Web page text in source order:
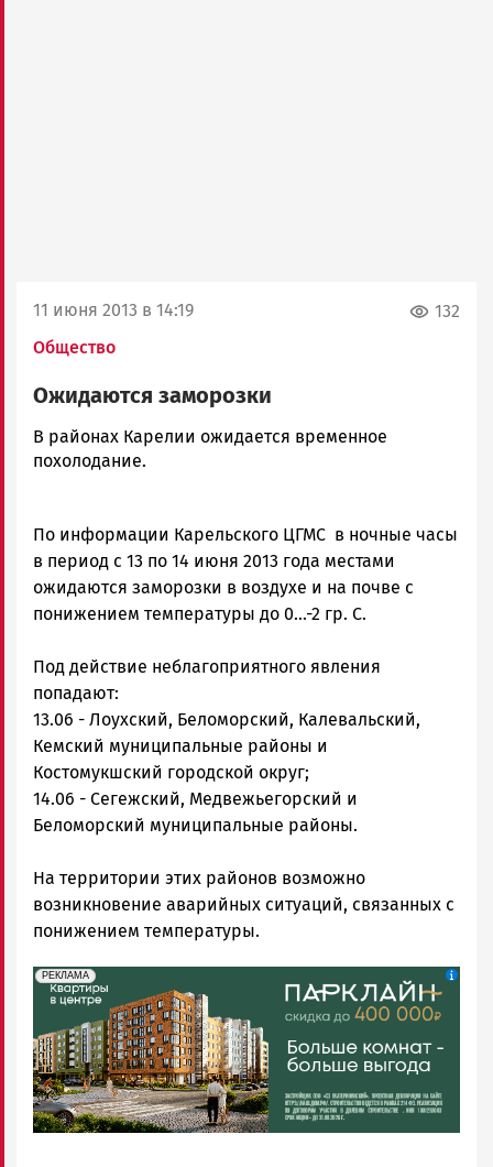
11 июня 2013 в 14:19
Общество
132
Ожидаются заморозки
admintimur
Новости
Карелии
|
Петрозаводск
ГОВОРИТ
В районах Карелии ожидается временное
похолодание.
По информации Карельского ЦГМС в ночные часы
в период с 13 по 14 июня 2013 года местами
ожидаются заморозки в воздухе и на почве с
понижением температуры до 0...-2 гр. С.
Под действие неблагоприятного явления
попадают:
13.06 - Лоухский, Беломорский, Калевальский,
Кемский муниципальные районы и
Костомукшский городской округ;
14.06 - Сегежский, Медвежьегорский и
Беломорский муниципальные районы.
На территории этих районов возможно
возникновение аварийных ситуаций, связанных с
понижением температуры.
erid: 2SDnjdeSPnB
РЕКЛАМА
Реклама